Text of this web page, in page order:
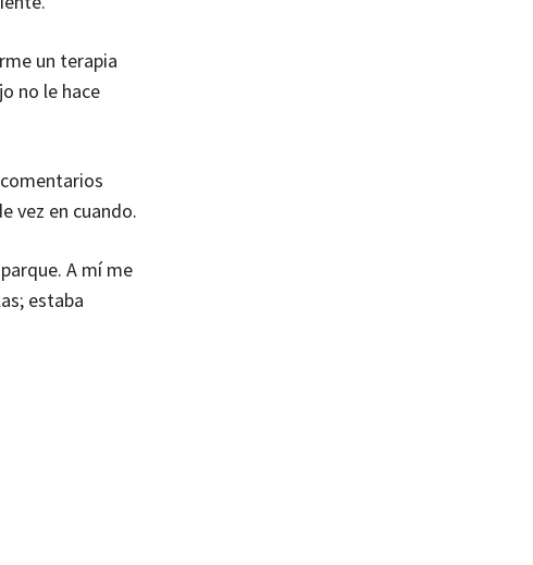
un terapia
no le hace
vez en cuando.
A mí me
estaba